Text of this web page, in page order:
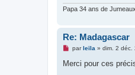
Papa 34 ans de
Re: Madagascar
M
s
parleïla» dim. 2 déc.
Merci pour ces